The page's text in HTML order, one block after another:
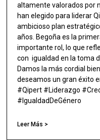
altamente valorados por
han elegido para liderar
ambicioso plan
años. Begoña es la
importante rol, lo que
con igualdad en la toma
Damos la más cordial
deseamos un gran éxito
#Qipert #Liderazgo
#IgualdadDeGénero
Leer Más >